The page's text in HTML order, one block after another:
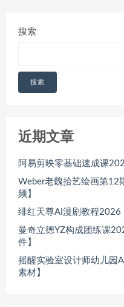
搜索
搜索
近期文章
阿易剪映零基础速成课
Weber老魏拾艺绘画第12
频】
绯红天尊AI漫剧教程2026
曼奇立德YZ构成团练课
件】
摇醒实验室设计师幼儿园
素材】